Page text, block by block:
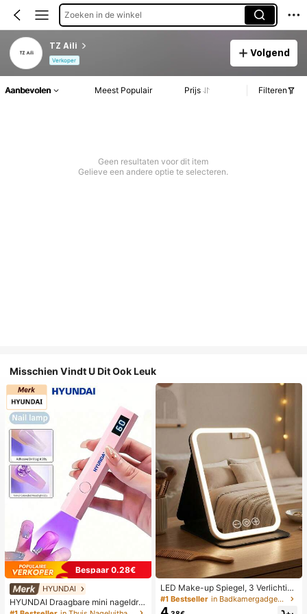
Zoeken in de winkel
TZ Aili
Verkoper
Volgend
Aanbevolen Meest Populair Prijs Filteren
Geen resultaten voor dit item
Gelieve een andere optie te selecteren.
Misschien Vindt U Dit Ook Leuk
Bespaar 0.28€
HYUNDAI
HYUNDAI Draagbare mini nageldro
ger, oplaadbare handlamp UV/LED
LED Make-up Spiegel, 3 Verlichting
smodi, Verstelbare Helderheid, Draa
gbaar Vouwbaar Ontwerp, Geschikt
#1 Bestseller in Badkamergadgets die favoriet zijn bij klanten B